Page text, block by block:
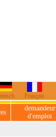
Français
demandeur
d'emploi